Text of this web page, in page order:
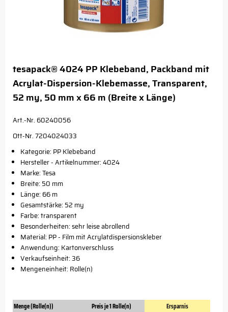
tesapack® 4024 PP Klebeband, Packband mit
Acrylat-Dispersion-Klebemasse, Transparent,
52 my, 50 mm x 66 m (Breite x Länge)
Art.-Nr. 60240056
Ott-Nr. 7204024033
Kategorie: PP Klebeband
Hersteller - Artikelnummer: 4024
Marke: Tesa
Breite: 50 mm
Länge: 66 m
Gesamtstärke: 52 my
Farbe: transparent
Besonderheiten: sehr leise abrollend
Material: PP - Film mit Acrylatdispersionskleber
Anwendung: Kartonverschluss
Verkaufseinheit: 36
Mengeneinheit: Rolle(n)
Menge (Rolle(n)) Preis je 1 Rolle(n)
Ersparnis